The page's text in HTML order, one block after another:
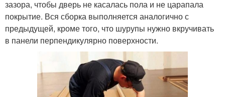
зазора, чтобы дверь не касалась пола и не царапала
покрытие. Вся сборка выполняется аналогично с
предыдущей, кроме того, что шурупы нужно вкручивать
в панели перпендикулярно поверхности.